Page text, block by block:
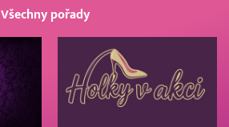
Všechny pořady